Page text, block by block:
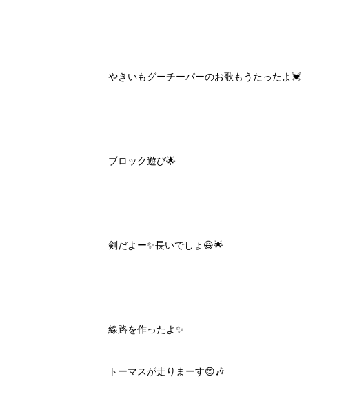
やきいもグーチーパーのお歌もうたったよ💓
ブロック遊び🌟
剣だよー✨長いでしょ😆🌟
線路を作ったよ✨
トーマスが走りまーす😊🎶